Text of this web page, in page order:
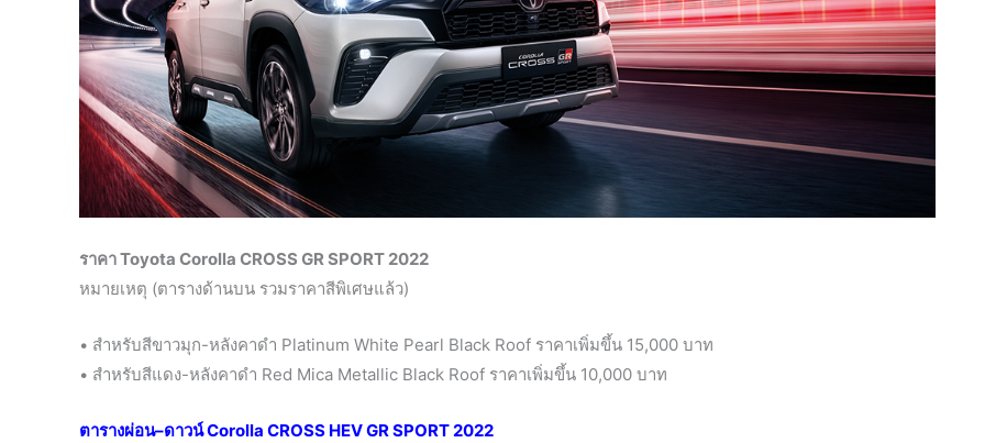
ราคา Toyota Corolla CROSS GR SPORT 2022
หมายเหตุ (ตารางด้านบน รวมราคาสีพิเศษแล้ว)
• สำหรับสีขาวมุก-หลังคาดำ Platinum White Pearl Black Roof ราคาเพิ่มขึ้น 15,000 บาท
• สำหรับสีแดง-หลังคาดำ Red Mica Metallic Black Roof ราคาเพิ่มขึ้น 10,000 บาท
ตารางผ่อน–ดาวน์ Corolla CROSS HEV GR SPORT 2022